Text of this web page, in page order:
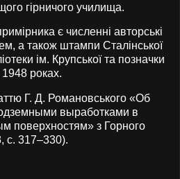
гірничого училища.
є численні авторські
а також штампи Сталінської
ім. Крупської та позначки
роках.
Г. Д. Романовського «Об
выработками в
поверхностям» з Горного
с. 317–330).